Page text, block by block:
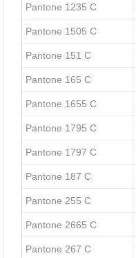
Pantone 1235 C
Pantone 1505 C
Pantone 151 C
Pantone 165 C
Pantone 1655 C
Pantone 1795 C
Pantone 1797 C
Pantone 187 C
Pantone 255 C
Pantone 2665 C
Pantone 267 C